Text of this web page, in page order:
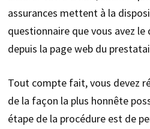
assurances mettent à la
questionnaire que vous avez
depuis la page web du
Tout compte fait, vous devez
de la façon la plus honnête
étape de la procédure est de